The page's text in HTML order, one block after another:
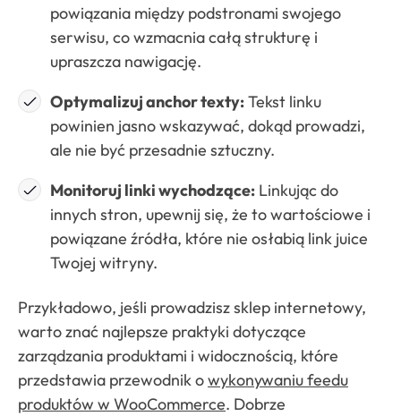
powiązania między podstronami swojego
serwisu, co wzmacnia całą strukturę i
upraszcza nawigację.
Optymalizuj anchor texty:Tekst linku
powinien jasno wskazywać, dokąd prowadzi,
ale nie być przesadnie sztuczny.
Monitoruj linki wychodzące: Linkując do
innych stron, upewnij się, że to wartościowe i
powiązane źródła, które nie osłabią link juice
Twojej witryny.
Przykładowo, jeśli prowadzisz sklep internetowy,
warto znać najlepsze praktyki dotyczące
zarządzania produktami i widocznością, które
przedstawia przewodnik owykonywaniu feedu
produktów w WooCommerce. Dobrze